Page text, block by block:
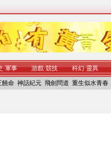
·軍事 游戲·競技 科幻·靈異
饒命 神話紀元 飛劍問道 重生似水青春